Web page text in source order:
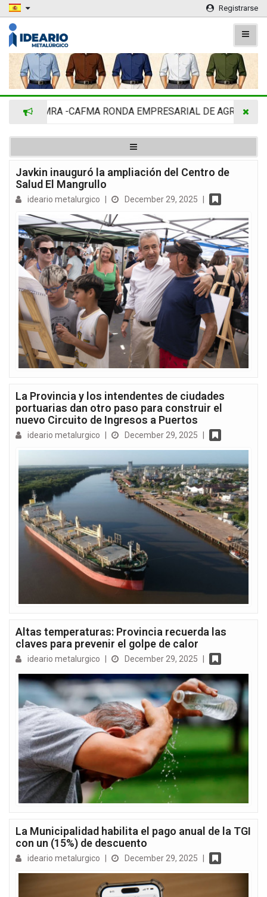
Registrarse
ADIMRA -CAFMA RONDA EMPRESARIAL DE AGRINOVA EN
Javkin inauguró la ampliación del Centro de
Salud El Mangrullo
ideario metalurgico December 29, 2025
La Provincia y los intendentes de ciudades
portuarias dan otro paso para construir el
nuevo Circuito de Ingresos a Puertos
ideario metalurgico December 29, 2025
Altas temperaturas: Provincia recuerda las
claves para prevenir el golpe de calor
ideario metalurgico December 29, 2025
La Municipalidad habilita el pago anual de la TGI
con un (15%) de descuento
ideario metalurgico December 29, 2025